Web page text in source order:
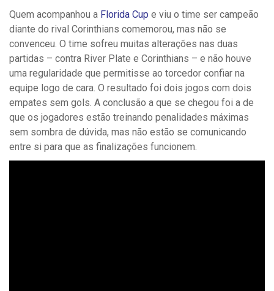
Quem acompanhou a Florida Cup e viu o time ser campeão
diante do rival Corinthians comemorou, mas não se
convenceu. O time sofreu muitas alterações nas duas
partidas – contra River Plate e Corinthians – e não houve
uma regularidade que permitisse ao torcedor confiar na
equipe logo de cara. O resultado foi dois jogos com dois
empates sem gols. A conclusão a que se chegou foi a de
que os jogadores estão treinando penalidades máximas
sem sombra de dúvida, mas não estão se comunicando
entre si para que as finalizações funcionem.